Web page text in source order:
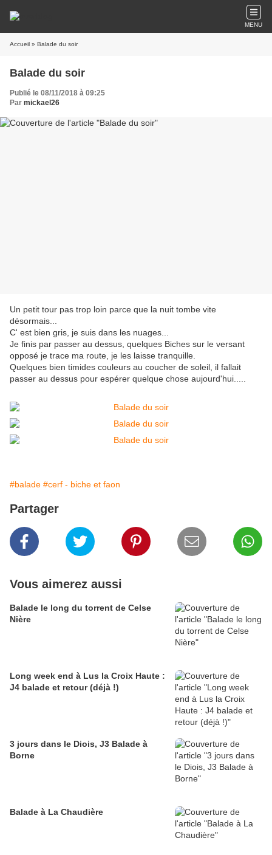
MENU
Accueil » Balade du soir
Balade du soir
Publié le 08/11/2018 à 09:25
Par mickael26
Un petit tour pas trop loin parce que la nuit tombe vite
désormais...
C' est bien gris, je suis dans les nuages...
Je finis par passer au dessus, quelques Biches sur le versant
opposé je trace ma route, je les laisse tranquille.
Quelques bien timides couleurs au coucher de soleil, il fallait
passer au dessus pour espérer quelque chose aujourd'hui.....
#balade #cerf - biche et faon
Partager
Vous aimerez aussi
Balade le long du torrent de Celse
Nière
Long week end à Lus la Croix Haute :
J4 balade et retour (déjà !)
3 jours dans le Diois, J3 Balade à
Borne
Balade à La Chaudière